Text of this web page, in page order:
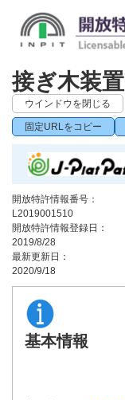
接ぎ木装置
ウインドウを閉じる
固定URLをコピー
開放特許情報番号：
L2019001510
開放特許情報登録日：
2019/8/28
最新更新日：
2020/9/18
基本情報